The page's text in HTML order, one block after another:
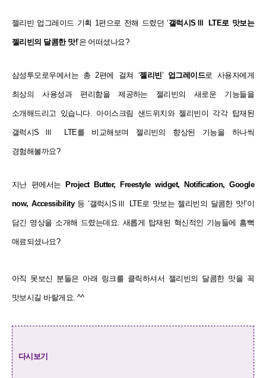
젤리빈 업그레이드 기획 1편으로 전해 드렸던 ‘갤럭시SⅢ LTE로 맛보는
젤리빈의 달콤한 맛!’은 어떠셨나요?
삼성투모로우에서는 총 2편에 걸쳐 ‘젤리빈’ 업그레이드로 사용자에게
최상의 사용성과 편리함을 제공하는 젤리빈의 새로운 기능들을
소개해드리고 있습니다. 아이스크림 샌드위치와 젤리빈이 각각 탑재된
갤럭시SⅢ LTE를 비교해보며 젤리빈의 향상된 기능을 하나씩
경험해볼까요?
지난 편에서는 Project Butter, Freestyle widget, Notification, Google
now, Accessibility등 ‘갤럭시SⅢ LTE로 맛보는 젤리빈의 달콤한 맛!’이
담긴 영상을 소개해 드렸는데요. 새롭게 탑재된 혁신적인 기능들에 흠뻑
매료되셨나요?
아직 못보신 분들은 아래 링크를 클릭하셔서 젤리빈의 달콤한 맛을 꼭
맛보시길 바랄게요. ^^
다시보기